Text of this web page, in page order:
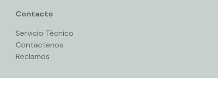
Contacto
Servicio Técnico
Contactenos
Reclamos